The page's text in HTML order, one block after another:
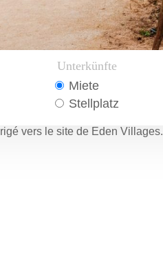
Unterkünfte
Miete
Stellplatz
vers le site de Eden Villages.